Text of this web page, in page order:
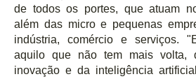
de todos os portes, que atuam
al ém das micro e pequenas
indústria, comércio e serviços.
aquilo que não tem mais volta,
inovação e da inteligência